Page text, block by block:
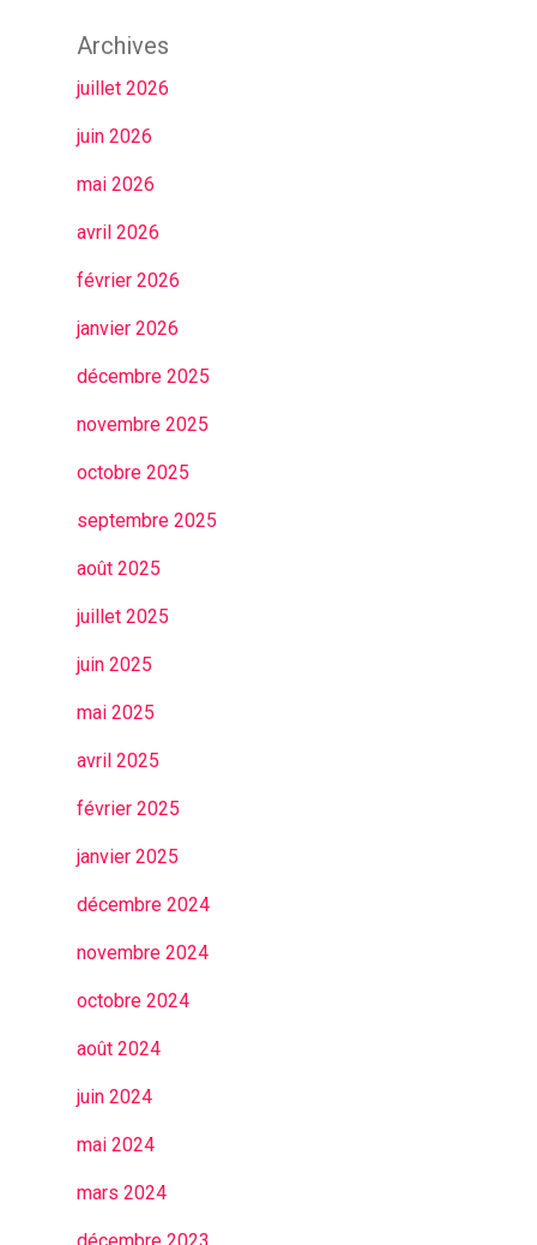
Archives
juillet 2026
juin 2026
mai 2026
avril 2026
février 2026
janvier 2026
décembre 2025
novembre 2025
octobre 2025
septembre 2025
août 2025
juillet 2025
juin 2025
mai 2025
avril 2025
février 2025
janvier 2025
décembre 2024
novembre 2024
octobre 2024
août 2024
juin 2024
mai 2024
mars 2024